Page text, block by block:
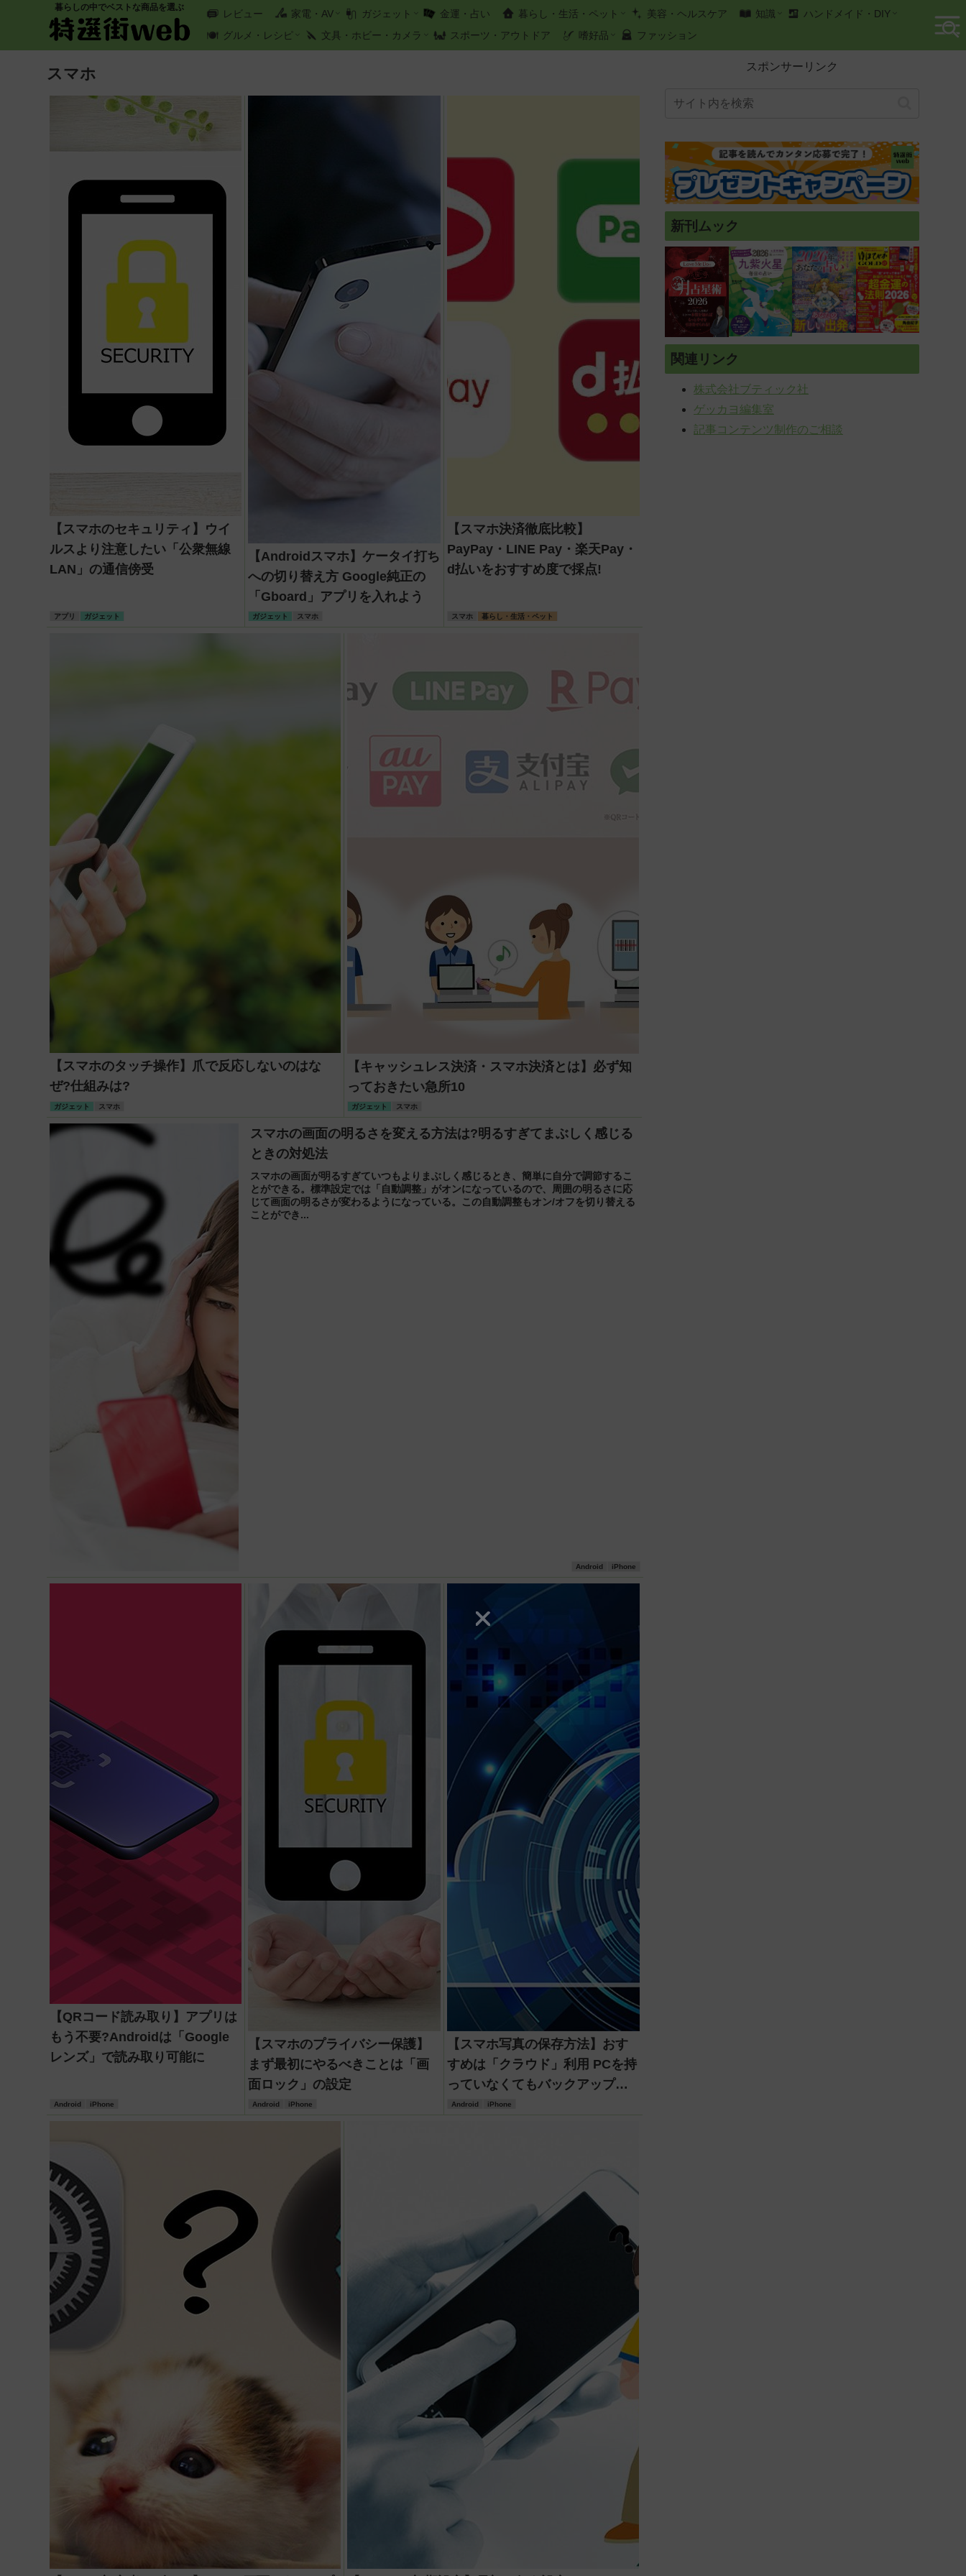
暮らしの中でベストな商品を選ぶ
レビュー 家電・AV ガジェット 金運・占い 暮らし・生活・ペット 美容・ヘルスケア 知識
ハンドメイド・DIY
グルメ・レシピ
文具・ホビー・カメラ スポーツ・アウトドア 嗜好品 ファッション
スマホ
【スマホのセキュリティ】ウイ
ルスより注意したい「公衆無線
LAN」の通信傍受
アプリ ガジェット
【Androidスマホ】ケータイ打ち
への切り替え方 Google純正の
「Gboard」アプリを入れよう
ガジェット スマホ
【スマホ決済徹底比較】
PayPay・LINE Pay・楽天Pay・
d払いをおすすめ度で採点!
スマホ 暮らし・生活・ペット
【スマホのタッチ操作】爪で反応しないのはな
ぜ?仕組みは?
ガジェット スマホ
【キャッシュレス決済・スマホ決済とは】必ず知
っておきたい急所10
ガジェット スマホ
スマホの画面の明るさを変える方法は?明るすぎてまぶしく感じる
ときの対処法
スマホの画面が明るすぎていつもよりまぶしく感じるとき、簡単に自分で調節するこ
とができる。標準設定では「自動調整」がオンになっているので、周囲の明るさに応
じて画面の明るさが変わるようになっている。この自動調整もオン/オフを切り替える
ことができ...
Android iPhone
【QRコード読み取り】アプリは
もう不要?Androidは「Google
レンズ」で読み取り可能に
Android iPhone
【スマホのプライバシー保護】
まず最初にやるべきことは「画
面ロック」の設定
Android iPhone
【スマホ写真の保存方法】おす
すめは「クラウド」利用 PCを持
っていなくてもバックアップで
きる
Android iPhone
スポンサーリンク
新刊ムック
関連リンク
株式会社ブティック社
ゲッカヨ編集室
記事コンテンツ制作のご相談